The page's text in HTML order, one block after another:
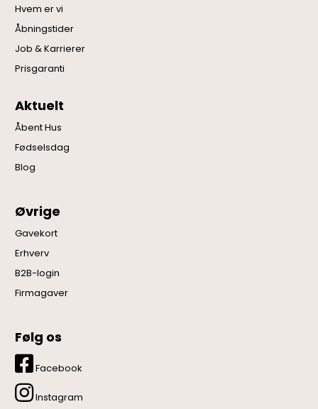
Hvem er vi
Åbningstider
Job & Karrierer
Prisgaranti
Aktuelt
Åbent Hus
Fødselsdag
Blog
Øvrige
Gavekort
Erhverv
B2B-login
Firmagaver
Følg os
Facebook
Instagram